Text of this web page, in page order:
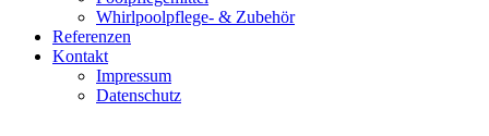
Whirlpoolpflege- & Zubehör
Referenzen
Kontakt
Impressum
Datenschutz